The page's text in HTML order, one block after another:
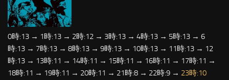
0時:13 → 1時:13 → 2時:12 → 3時:13 → 4時:13 → 5時:13 → 6
時:13 → 7時:13 → 8時:13 → 9時:13 → 10時:13 → 11時:13 → 12
時:13 → 13時:11 → 14時:11 → 15時:11 → 16時:11 → 17時:11 →
18時:11 → 19時:11 → 20時:11 → 21時:8 → 22時:9 → 23時:10